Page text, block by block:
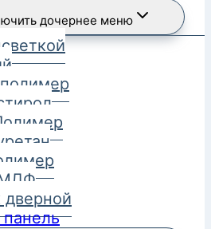
дочернее меню
дверной